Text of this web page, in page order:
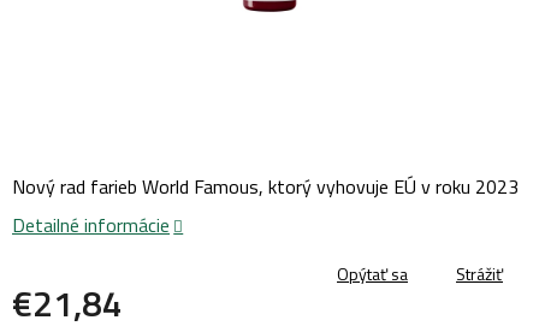
€21,84
Nový rad farieb World Famous, ktorý vyhovuje EÚ v roku 2023
Detailné informácie
Opýtať sa Strážiť